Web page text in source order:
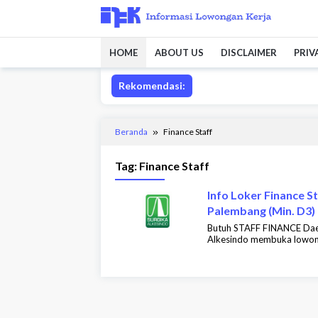
konten
HOME ABOUT US DISCLAIMER
Rekomendasi:
Beranda Finance Staff
Tag: Finance Staff
Info Loker Finance
Palembang (Min. D3)
Butuh STAFF FINANCE
Alkesindo membuka